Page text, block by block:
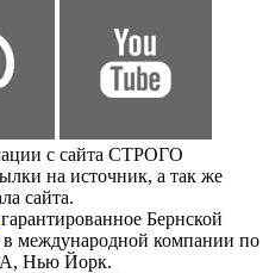
с сайта СТРОГО
на источник, а так же
сайта.
гарантированное Бернской
в международной компании по
Нью Йорк.